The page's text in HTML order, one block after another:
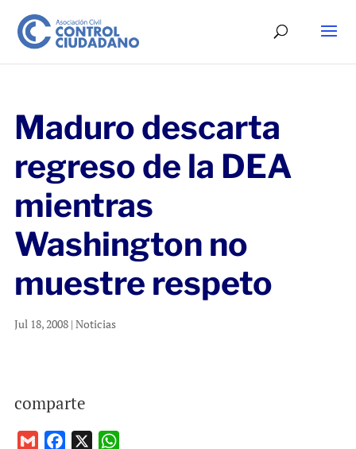
Maduro descarta
regreso de la DEA
mientras
Washington no
muestre respeto
Jul 18, 2008| Noticias
comparte